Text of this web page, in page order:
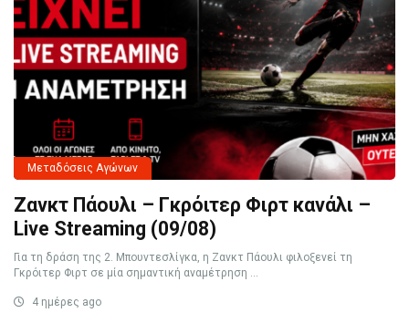
Μεταδόσεις Αγώνων
Ζανκτ Πάουλι – Γκρόιτερ Φιρτ κανάλι –
Live Streaming (09/08)
Για τη δράση της 2. Μπουντεσλίγκα, η Ζανκτ Πάουλι φιλοξενεί τη
Γκρόιτερ Φιρτ σε μία σημαντική αναμέτρηση ...
4 ημέρες ago